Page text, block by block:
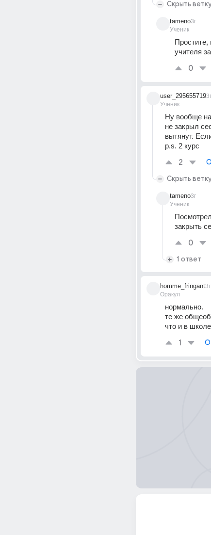
Скрыть
tameno
Ученик
3г
учителя
0
user_295655719
Ученик
3г
Ну вообще
не закрыл
вытянут.
p.s. 2 курс
2
Скрыть
tameno
Ученик
3г
закрыть
0
1 ответ
homme_fringant
Оракул
3г
нормально.
те же
что и в
1